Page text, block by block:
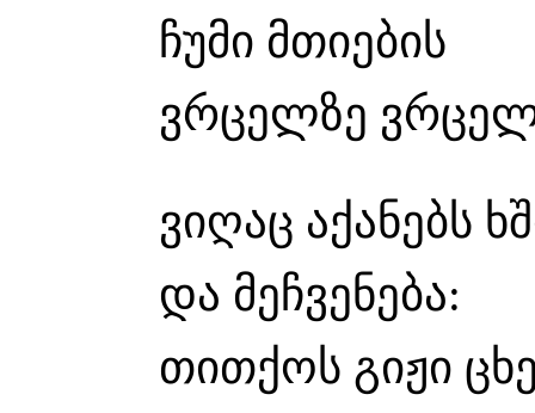
ჩუმი მთიების
ვრცელზე
ვიღაც აქანებს
და მეჩვენება:
თითქოს გიჟი